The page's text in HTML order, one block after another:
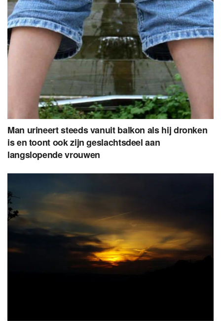
Man urineert steeds vanuit balkon als hij dronken
is en toont ook zijn geslachtsdeel aan
langslopende vrouwen